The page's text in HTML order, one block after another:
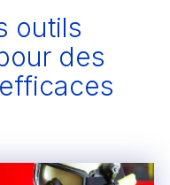
outils
des